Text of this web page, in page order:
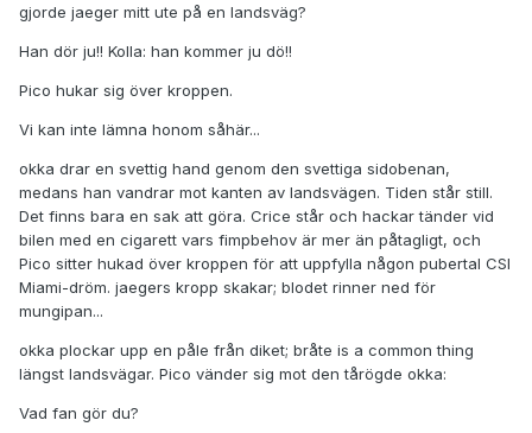
gjorde jaeger mitt ute på en landsväg?
Han dör ju!! Kolla: han kommer ju dö!!
Pico hukar sig över kroppen.
Vi kan inte lämna honom såhär...
okka drar en svettig hand genom den svettiga sidobenan,
medans han vandrar mot kanten av landsvägen. Tiden står still.
Det finns bara en sak att göra. Crice står och hackar tänder vid
bilen med en cigarett vars fimpbehov är mer än påtagligt, och
Pico sitter hukad över kroppen för att uppfylla någon pubertal CSI
Miami-dröm. jaegers kropp skakar; blodet rinner ned för
mungipan...
okka plockar upp en påle från diket; bråte is a common thing
längst landsvägar. Pico vänder sig mot den tårögde okka:
Vad fan gör du?